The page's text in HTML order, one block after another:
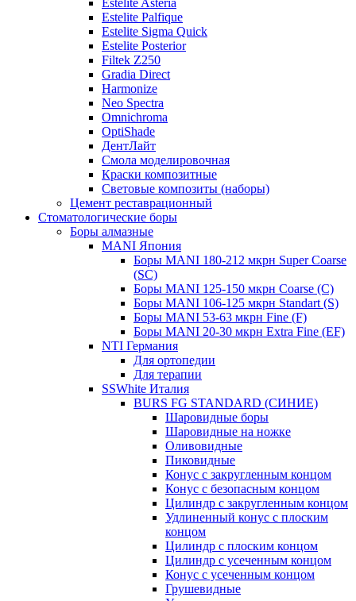
Estelite Asteria
Estelite Palfique
Estelite Sigma Quick
Estelite Posterior
Filtek Z250
Gradia Direct
Harmonize
Neo Spectra
Omnichroma
OptiShade
ДентЛайт
Смола моделировочная
Краски композитные
Световые композиты (наборы)
Цемент реставрационный
Стоматологические боры
Боры алмазные
MANI Япония
Боры MANI 180-212 мкрн Super Coarse
(SC)
Боры MANI 125-150 мкрн Coarse (C)
Боры MANI 106-125 мкрн Standart (S)
Боры MANI 53-63 мкрн Fine (F)
Боры MANI 20-30 мкрн Extra Fine (EF)
NTI Германия
Для ортопедии
Для терапии
SSWhite Италия
BURS FG STANDARD (СИНИЕ)
Шаровидные боры
Шаровидные на ножке
Оливовидные
Пиковидные
Конус с закругленным концом
Конус с безопасным концом
Цилиндр с закругленным концом
Удлиненный конус с плоским
концом
Цилиндр с плоским концом
Цилиндр с усеченным концом
Конус с усеченным концом
Грушевидные